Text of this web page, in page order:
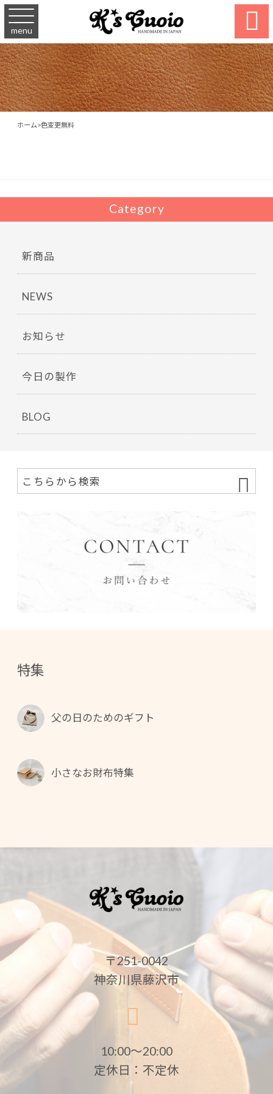
menu 
ホーム>色変更無料
Category
新商品
NEWS
お知らせ
今日の製作
BLOG
特集
父の日のためのギフト
小さなお財布特集
〒251-0042
神奈川県藤沢市
10:00〜20:00
定休日：不定休